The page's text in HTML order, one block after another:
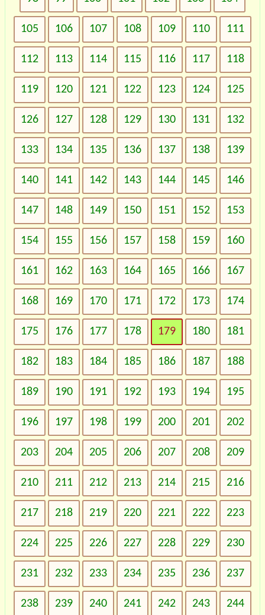
105 106 107 108 109 110 111
112 113 114 115 116 117 118
119 120 121 122 123 124 125
126 127 128 129 130 131 132
133 134 135 136 137 138 139
140 141 142 143 144 145 146
147 148 149 150 151 152 153
154 155 156 157 158 159 160
161 162 163 164 165 166 167
168 169 170 171 172 173 174
175 176 177 178 179 180 181
182 183 184 185 186 187 188
189 190 191 192 193 194 195
196 197 198 199 200 201 202
203 204 205 206 207 208 209
210 211 212 213 214 215 216
217 218 219 220 221 222 223
224 225 226 227 228 229 230
231 232 233 234 235 236 237
238 239 240 241 242 243 244